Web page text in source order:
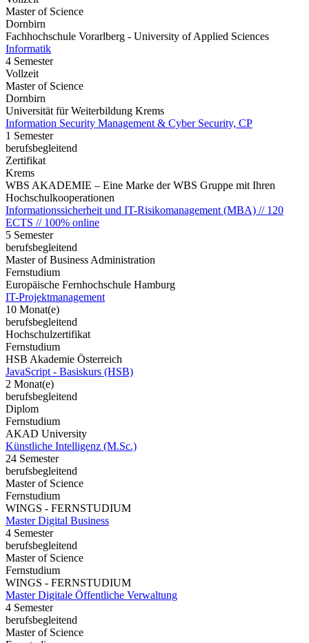
Master of Science
Dornbirn
Fachhochschule Vorarlberg - University of Applied Sciences
Informatik
4 Semester
Vollzeit
Master of Science
Dornbirn
Universität für Weiterbildung Krems
Information Security Management & Cyber Security, CP
1 Semester
berufsbegleitend
Zertifikat
Krems
WBS AKADEMIE – Eine Marke der WBS Gruppe mit Ihren
Hochschulkooperationen
Informationssicherheit und IT-Risikomanagement (MBA) // 120
ECTS // 100% online
5 Semester
berufsbegleitend
Master of Business Administration
Fernstudium
Europäische Fernhochschule Hamburg
IT-Projektmanagement
10 Monat(e)
berufsbegleitend
Hochschulzertifikat
Fernstudium
HSB Akademie Österreich
JavaScript - Basiskurs (HSB)
2 Monat(e)
berufsbegleitend
Diplom
Fernstudium
AKAD University
Künstliche Intelligenz (M.Sc.)
24 Semester
berufsbegleitend
Master of Science
Fernstudium
WINGS - FERNSTUDIUM
Master Digital Business
4 Semester
berufsbegleitend
Master of Science
Fernstudium
WINGS - FERNSTUDIUM
Master Digitale Öffentliche Verwaltung
4 Semester
berufsbegleitend
Master of Science